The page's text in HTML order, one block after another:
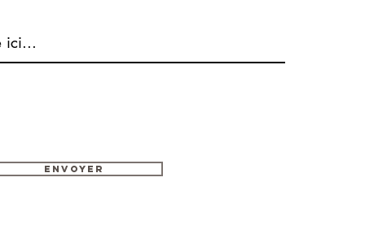
Envoyer